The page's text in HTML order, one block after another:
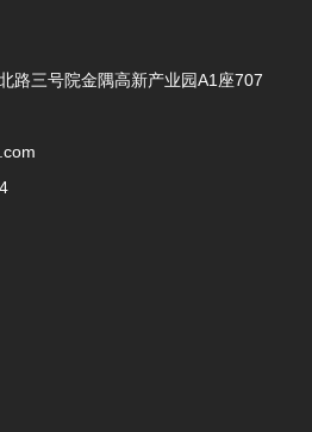
路三号院金隅高新产业园A1座707